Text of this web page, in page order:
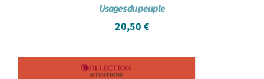
Usages du peuple
20,50 €